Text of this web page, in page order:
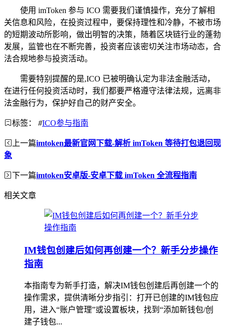
使用 imToken 参与 ICO 需要我们谨慎操作，充分了解相
关信息和风险，在投资过程中，要保持理性和冷静，不被市场
的短期波动所影响，做出明智的决策，随着区块链行业的蓬勃
发展，监管也在不断完善，投资者应该密切关注市场动态，合
法合规地参与投资活动。
需要特别提醒的是,ICO 已被明确认定为非法金融活动，
在进行任何投资活动时，我们都要严格遵守法律法规，远离非
法金融行为，保护好自己的财产安全。
标签： #ICO参与指南
上一篇imtoken最新官网下载-解析 imToken 等待打包退回现
象
下一篇imtoken安卓版-安卓下载 imToken 全流程指南
相关文章
IM钱包创建后如何再创建一个？新手分步操作
指南
本指南专为新手打造，解决IM钱包创建后再创建一个的
操作需求，提供清晰分步指引：打开已创建的IM钱包应
用，进入“账户管理”或设置板块，找到“添加新钱包/创
建子钱包...